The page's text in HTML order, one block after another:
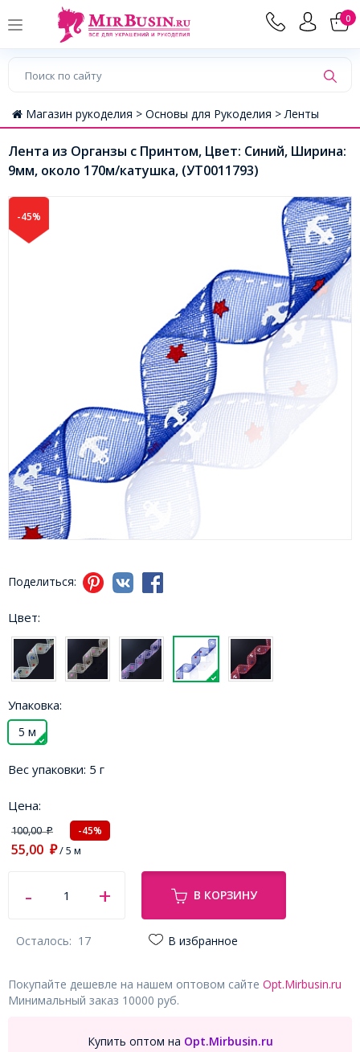
0
Магазин рукоделия > Основы для Рукоделия >Ленты
Лента из Органзы с Принтом, Цвет: Синий, Ширина:
9мм, около 170м/катушка, (УТ0011793)
-45%
Поделиться:
Цвет:
Упаковка:
5 м
Вес упаковки: 5 г
Цена:
100,00₽ -45%
55,00 ₽/ 5 м
В КОРЗИНУ
Осталось: 17 В избранное
Покупайте дешевле на нашем оптовом сайте Opt.Mirbusin.ru
Минимальный заказ 10000 руб.
Купить оптом на Opt.Mirbusin.ru